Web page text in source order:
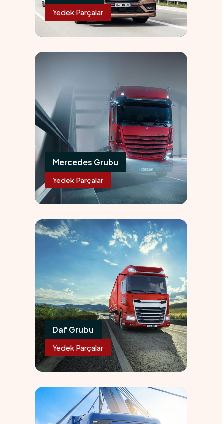
Yedek Parçalar
Mercedes Grubu
Yedek Parçalar
06
Daf Grubu
Yedek Parçalar
07